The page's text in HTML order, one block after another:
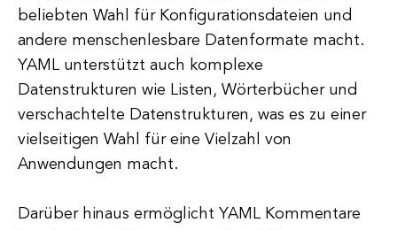
beliebten Wahl für Konfigurationsdateien und
andere menschenlesbare Datenformate macht.
YAML unterstützt auch komplexe
Datenstrukturen wie Listen, Wörterbücher und
verschachtelte Datenstrukturen, was es zu einer
vielseitigen Wahl für eine Vielzahl von
Anwendungen macht.
Darüber hinaus ermöglicht YAML Kommentare